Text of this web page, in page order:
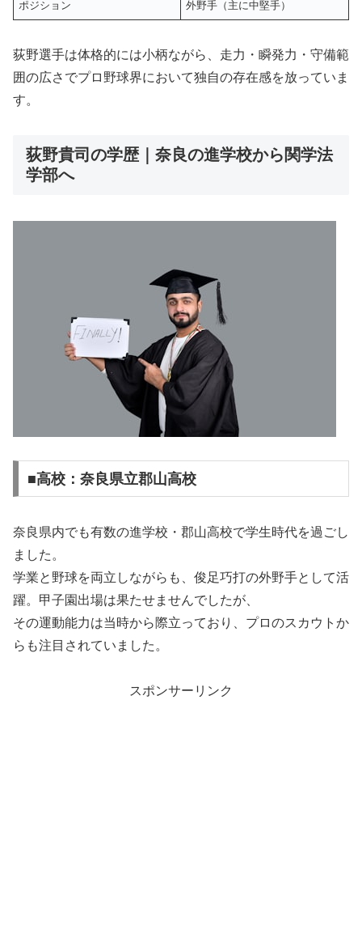
ポジション 外野手（主に中堅手）
荻野選手は体格的には小柄ながら、走力・瞬発力・守備範
囲の広さでプロ野球界において独自の存在感を放っていま
す。
荻野貴司の学歴｜奈良の進学校から関学法
学部へ
■高校：奈良県立郡山高校
奈良県内でも有数の進学校・郡山高校で学生時代を過ごし
ました。
学業と野球を両立しながらも、俊足巧打の外野手として活
躍。甲子園出場は果たせませんでしたが、
その運動能力は当時から際立っており、プロのスカウトか
らも注目されていました。
スポンサーリンク